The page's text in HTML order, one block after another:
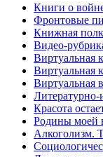
Книги о
Фронтовые
Книжная
Видео-
Виртуальная
Виртуальная
Виртуальная
Красота
Родины моей
Алкоголизм.